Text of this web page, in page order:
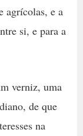
agrícolas, e a
si, e para a
verniz, uma
de que
na